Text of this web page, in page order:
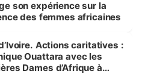
son expérience sur la
des femmes africaines
Actions caritatives :
Ouattara avec les
Dames d’Afrique à